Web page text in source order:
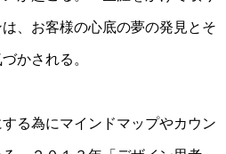
、お客様の心底の夢の発見とそ
かされる。
る為にマインドマップやカウン